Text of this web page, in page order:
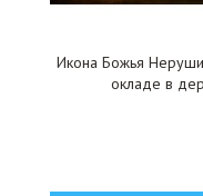
Икона Божья
окладе в